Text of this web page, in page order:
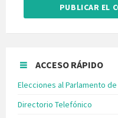
ACCESO RÁPIDO
Elecciones al Parlamento
Directorio Telefónico